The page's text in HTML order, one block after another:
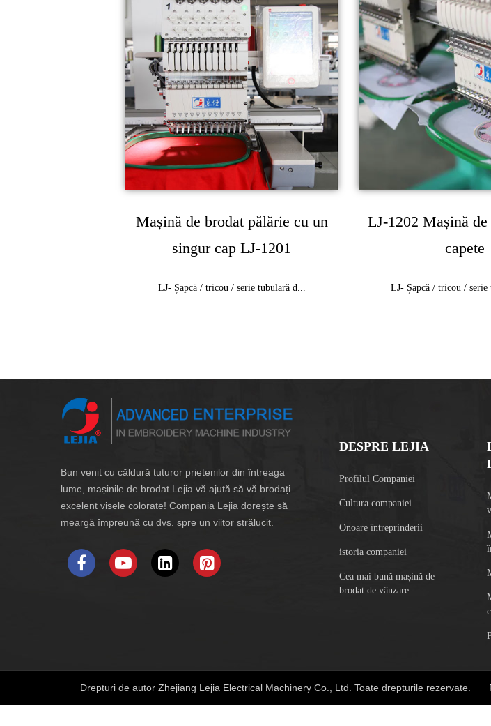
Mașină de brodat pălărie cu un
singur cap LJ-1201
LJ- Șapcă / tricou / serie tubulară d...
LJ-1202 Mașină
capete
LJ- Șapcă / tricou / serie
Bun venit cu căldură tuturor prietenilor din întreaga
lume, mașinile de brodat Lejia vă ajută să vă brodați
excelent visele colorate! Compania Lejia dorește să
meargă împreună cu dvs. spre un viitor strălucit.
DESPRE LEJIA
Profilul Companiei
Cultura companiei
Onoare întreprinderii
istoria companiei
Cea mai bună mașină de
brodat de vânzare
Drepturi de autor Zhejiang Lejia Electrical Machinery Co., Ltd. Toate drepturile rezervate.